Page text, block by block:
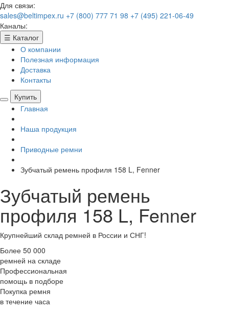
Для связи:
sales@beltimpex.ru +7 (800) 777 71 98 +7 (495) 221-06-49
Каналы:
☰ Каталог
О компании
Полезная информация
Доставка
Контакты
Купить
Главная
Наша продукция
Приводные ремни
Зубчатый ремень профиля 158 L, Fenner
Зубчатый ремень
профиля 158 L, Fenner
Крупнейший склад ремней в России и СНГ!
Более 50 000
ремней на складе
Профессиональная
помощь в подборе
Покупка ремня
в течение часа